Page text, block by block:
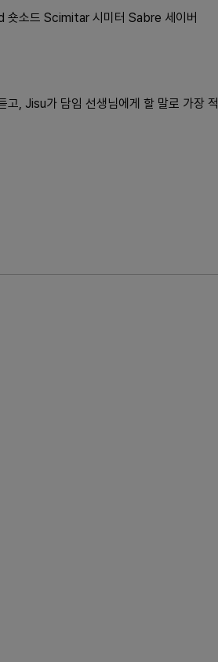
소드 Scimitar 시미터 Sabre 세이버
Jisu가 담임 선생님에게 할 말로 가장 적